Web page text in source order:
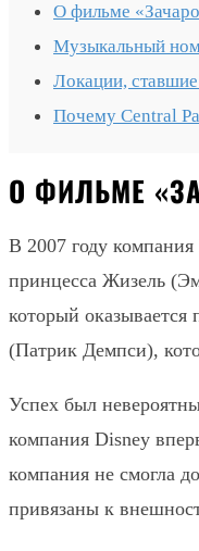
О фильме
Музыкальный
Локации,
Почему Central
О ФИЛЬМЕ
В 2007 году
принцесса Жизель
который оказывается
(Патрик Демпси),
Успех был
компания Disney
компания не смогла
привязаны к